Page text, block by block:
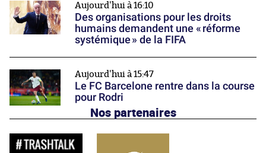
Aujourd'hui à 16:10
Des organisations pour les droits
humains demandent une « réforme
systémique » de la FIFA
Aujourd'hui à 15:47
Le FC Barcelone rentre dans la course
pour Rodri
Nos partenaires